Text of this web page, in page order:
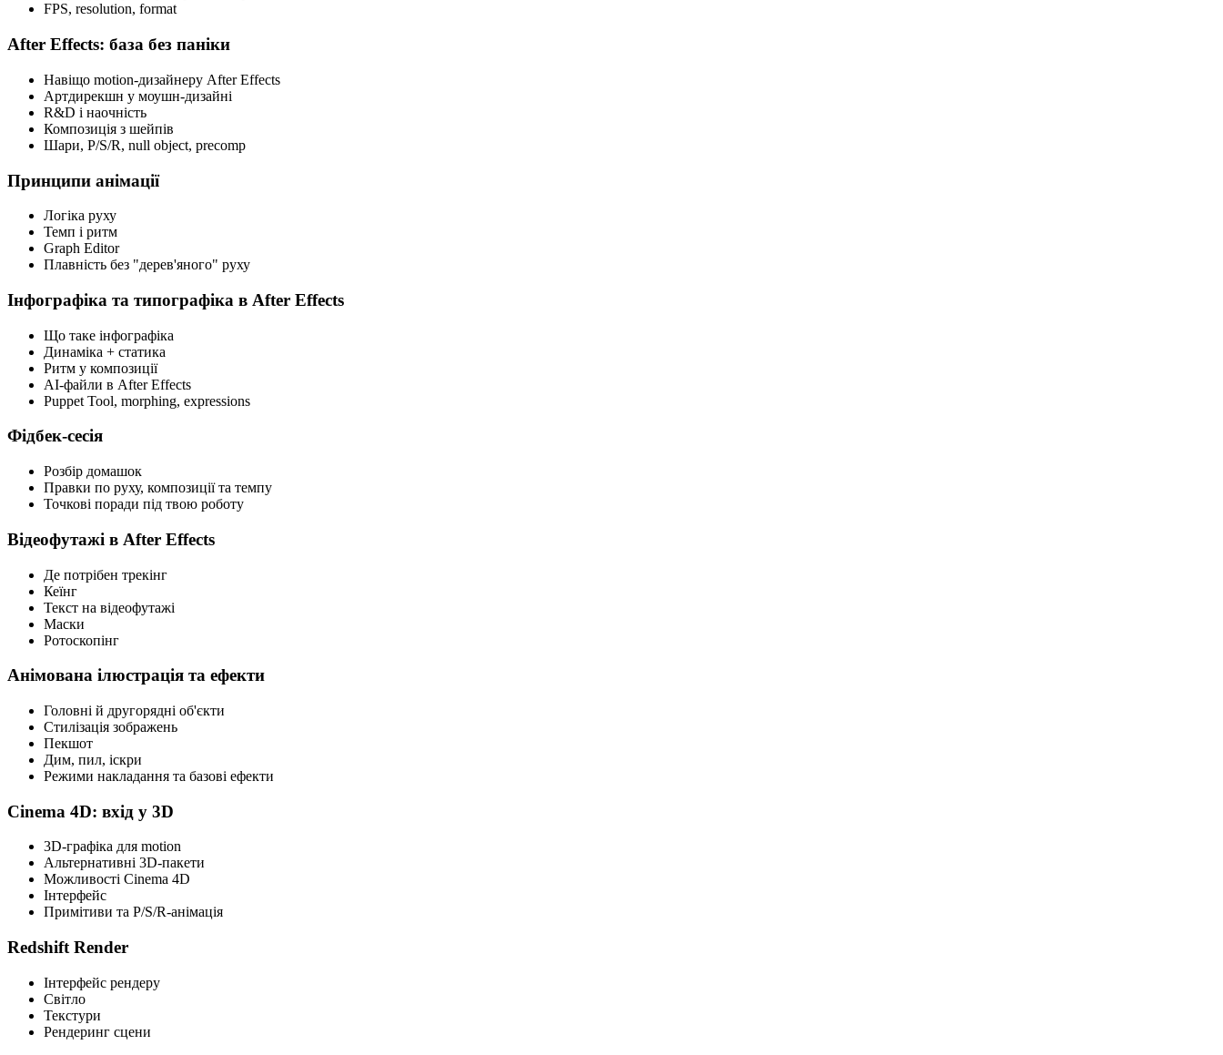
FPS, resolution, format
After Effects: база без паніки
Навіщо motion-дизайнеру After Effects
Артдирекшн у моушн-дизайні
R&D і наочність
Композиція з шейпів
Шари, P/S/R, null object, precomp
Принципи анімації
Логіка руху
Темп і ритм
Graph Editor
Плавність без "дерев'яного" руху
Інфографіка та типографіка в After Effects
Що таке інфографіка
Динаміка + статика
Ритм у композиції
AI-файли в After Effects
Puppet Tool, morphing, expressions
Фідбек-сесія
Розбір домашок
Правки по руху, композиції та темпу
Точкові поради під твою роботу
Відеофутажі в After Effects
Де потрібен трекінг
Кеїнг
Текст на відеофутажі
Маски
Ротоскопінг
Анімована ілюстрація та ефекти
Головні й другорядні об'єкти
Стилізація зображень
Пекшот
Дим, пил, іскри
Режими накладання та базові ефекти
Cinema 4D: вхід у 3D
3D-графіка для motion
Альтернативні 3D-пакети
Можливості Cinema 4D
Інтерфейс
Примітиви та P/S/R-анімація
Redshift Render
Інтерфейс рендеру
Світло
Текстури
Рендеринг сцени